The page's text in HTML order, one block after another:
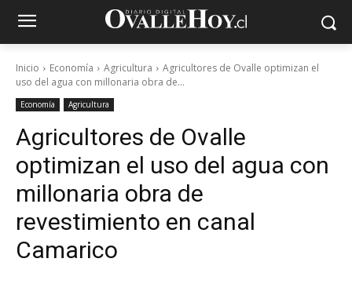
Inicio Economía Agricultura
Agricultores de Ovalle optimizan el
uso del agua con millonaria obra de...
Economía Agricultura
Agricultores de Ovalle
optimizan el uso del agua con
millonaria obra de
revestimiento en canal
Camarico